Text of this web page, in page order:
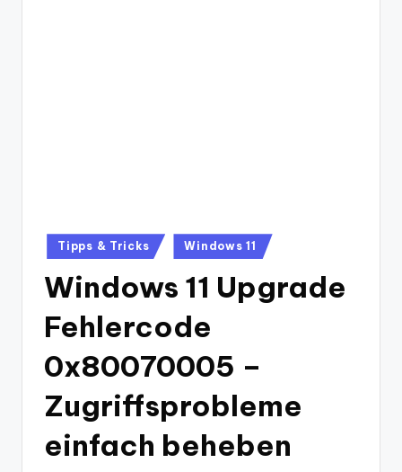
Posted
in
Tipps & Tricks Windows 11
Windows 11 Upgrade
Fehlercode
0x80070005 –
Zugriffsprobleme
einfach beheben